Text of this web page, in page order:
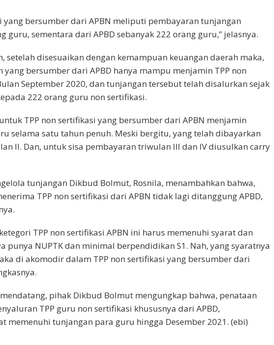
yang bersumber dari APBN meliputi pembayaran tunjangan
guru, sementara dari APBD sebanyak 222 orang guru,” jelasnya.
setelah disesuaikan dengan kemampuan keuangan daerah maka,
bersumber dari APBD hanya mampu menjamin TPP non
September 2020, dan tunjangan tersebut telah disalurkan sejak
222 orang guru non sertifikasi.
TPP non sertifikasi yang bersumber dari APBN menjamin
selama satu tahun penuh. Meski bergitu, yang telah dibayarkan
II. Dan, untuk sisa pembayaran triwulan III dan IV diusulkan carry
tunjangan Dikbud Bolmut, Rosnila, menambahkan bahwa,
TPP non sertifikasi dari APBN tidak lagi ditanggung APBD,
TPP non sertifikasi APBN ini harus memenuhi syarat dan
punya NUPTK dan minimal berpendidikan S1. Nah, yang syaratnya
di akomodir dalam TPP non sertifikasi yang bersumber dari
pihak Dikbud Bolmut mengungkap bahwa, penataan
TPP guru non sertifikasi khususnya dari APBD,
memenuhi tunjangan para guru hingga Desember 2021. (ebi)